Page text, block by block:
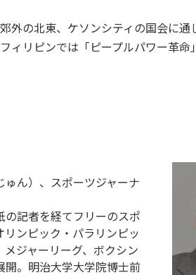
郊外の北東、ケソンシティの国会に通
ィリピンでは「ピープルパワー革
ゅん）、スポーツジャーナ
の記者を経てフリーのスポ
ンピック・パラリンピッ
ジャーリーグ、ボクシン
開。明治大学大学院博士前